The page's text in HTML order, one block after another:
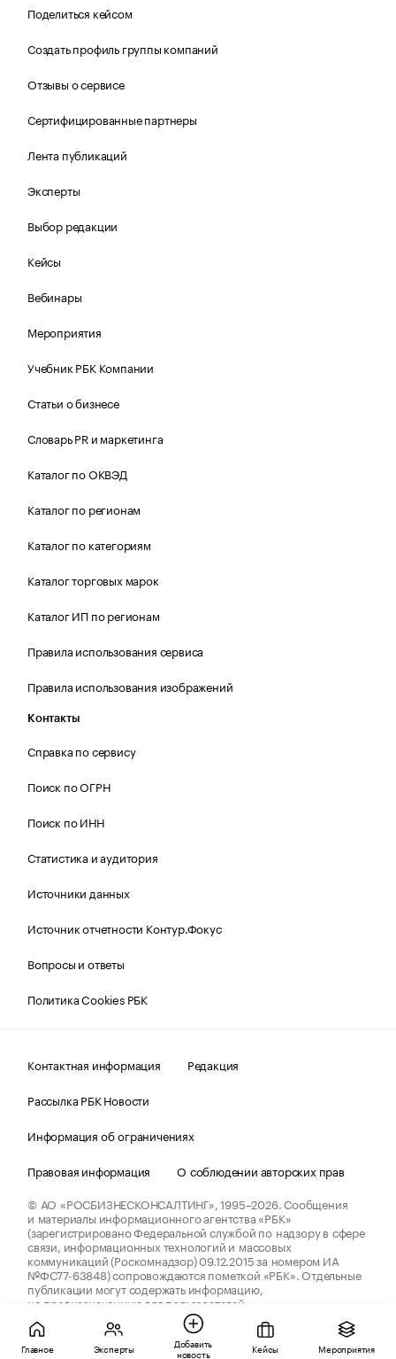
Поделиться кейсом
Создать профиль группы компаний
Отзывы о сервисе
Сертифицированные партнеры
Лента публикаций
Эксперты
Выбор редакции
Кейсы
Вебинары
Мероприятия
Учебник РБК Компании
Статьи о бизнесе
Словарь PR и маркетинга
Каталог по ОКВЭД
Каталог по регионам
Каталог по категориям
Каталог торговых марок
Каталог ИП по регионам
Правила использования сервиса
Правила использования изображений
Контакты
Справка по сервису
Поиск по ОГРН
Поиск по ИНН
Статистика и аудитория
Источники данных
Источник отчетности Контур.Фокус
Вопросы и ответы
Политика Cookies РБК
Контактная информация
Редакция
Рассылка РБК Новости
Информация об ограничениях
Правовая информация
О соблюдении авторских прав
© АО «РОСБИЗНЕСКОНСАЛТИНГ»,1995–2026.Сообщения
и материалы информационного агентства «РБК»
(зарегистрировано Федеральной службой по надзору в сфере
связи, информационных технологий и массовых
коммуникаций (Роскомнадзор) 09.12.2015 за номером ИА
№ФС77-63848) сопровождаются пометкой «РБК». Отдельные
публикации могут содержать информацию,
не предназначенную для пользователей
до 18 лет.
companycardsfeedback@rbc.ru
Главное Эксперты Добавить
новость Кейсы Мероприятия